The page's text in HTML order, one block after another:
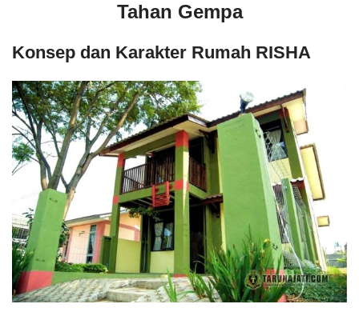
Tahan Gempa
Konsep dan Karakter Rumah RISHA